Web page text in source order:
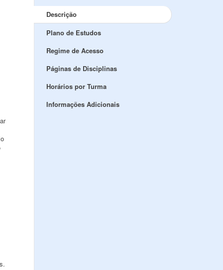
Descrição
Plano de Estudos
Regime de Acesso
Páginas de Disciplinas
Horários por Turma
Informações Adicionais